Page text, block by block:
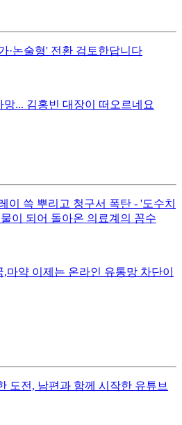
·논술형' 전환 검토한답니다
... 김홍빈 대장이 떠오르네요
이 쓱 뿌리고 청구서 폭탄 - '도수치
이 되어 돌아온 의료계의 꼼수
마약 이제는 온라인 유통망 차단이
도전, 남편과 함께 시작한 유튜브